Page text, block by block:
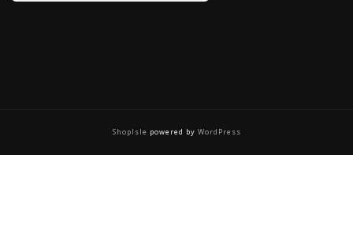
ShopIsle powered by WordPress